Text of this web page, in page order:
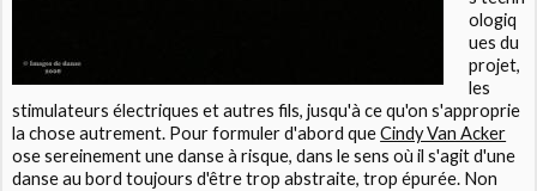
ologiq
ues du
projet,
les
stimulateurs électriques et autres fils, jusqu'à ce qu'on s'approprie
la chose autrement. Pour formuler d'abord queCindy Van Acker
ose sereinement une danse à risque, dans le sens où il s'agit d'une
danse au bord toujours d'être trop abstraite, trop épurée. Non